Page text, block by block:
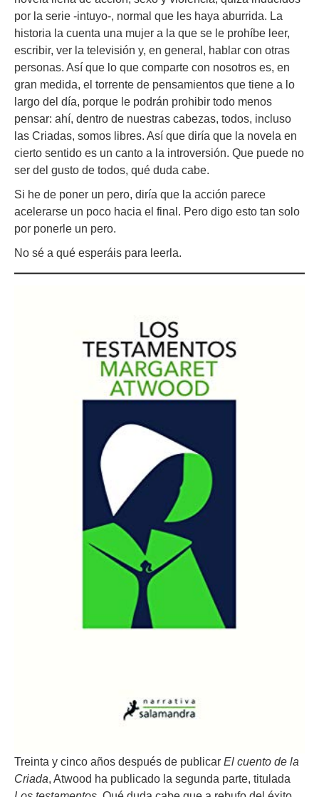
por la serie -intuyo-, normal que les haya aburrida. La
historia la cuenta una mujer a la que se le prohíbe leer,
escribir, ver la televisión y, en general, hablar con otras
personas. Así que lo que comparte con nosotros es, en
gran medida, el torrente de pensamientos que tiene a lo
largo del día, porque le podrán prohibir todo menos
pensar: ahí, dentro de nuestras cabezas, todos, incluso
las Criadas, somos libres. Así que diría que la novela en
cierto sentido es un canto a la introversión. Que puede no
ser del gusto de todos, qué duda cabe.
Si he de poner un pero, diría que la acción parece
acelerarse un poco hacia el final. Pero digo esto tan solo
por ponerle un pero.
No sé a qué esperáis para leerla.
Treinta y cinco años después de publicar El cuento de la
Criada, Atwood ha publicado la segunda parte, titulada